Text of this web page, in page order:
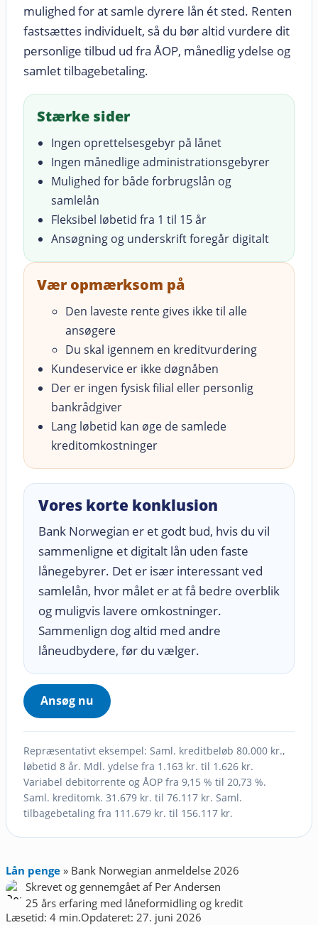
mulighed for at samle dyrere lån ét sted. Renten
fastsættes individuelt, så du bør altid vurdere dit
personlige tilbud ud fra ÅOP, månedlig ydelse og
samlet tilbagebetaling.
Stærke sider
Ingen oprettelsesgebyr på lånet
Ingen månedlige administrationsgebyrer
Mulighed for både forbrugslån og
samlelån
Fleksibel løbetid fra 1 til 15 år
Ansøgning og underskrift foregår digitalt
Vær opmærksom på
Den laveste rente gives ikke til alle
ansøgere
Du skal igennem en kreditvurdering
Kundeservice er ikke døgnåben
Der er ingen fysisk filial eller personlig
bankrådgiver
Lang løbetid kan øge de samlede
kreditomkostninger
Vores korte konklusion
Bank Norwegian er et godt bud, hvis du vil
sammenligne et digitalt lån uden faste
lånegebyrer. Det er især interessant ved
samlelån, hvor målet er at få bedre overblik
og muligvis lavere omkostninger.
Sammenlign dog altid med andre
låneudbydere, før du vælger.
Ansøg nu
Repræsentativt eksempel: Saml. kreditbeløb 80.000 kr.,
løbetid 8 år. Mdl. ydelse fra 1.163 kr. til 1.626 kr.
Variabel debitorrente og ÅOP fra 9,15 % til 20,73 %.
Saml. kreditomk. 31.679 kr. til 76.117 kr. Saml.
tilbagebetaling fra 111.679 kr. til 156.117 kr.
Lån penge » Bank Norwegian anmeldelse 2026
Skrevet og gennemgået af Per Andersen
25 års erfaring med låneformidling og kredit
Læsetid: 4 min.Opdateret: 27. juni 2026